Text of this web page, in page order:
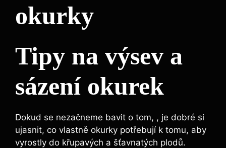
okurky
Tipy na výsev a
sázení okurek
Dokud se nezačneme bavit o tom, , je dobré si
ujasnit, co vlastně okurky potřebují k tomu, aby
vyrostly do křupavých a šťavnatých plodů.